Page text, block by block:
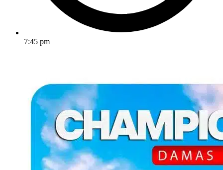
7:45 pm